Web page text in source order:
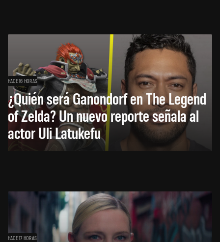
HACE 16 HORAS
¿Quién será Ganondorf en The Legend
of Zelda? Un nuevo reporte señala al
actor Uli Latukefu
HACE 17 HORAS